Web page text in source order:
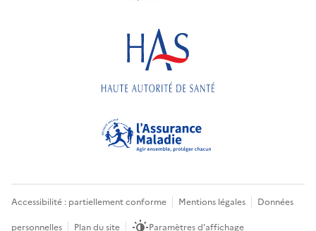
Accessibilité : partiellement conforme Mentions légales
Données
personnelles
Plan du site Paramètres d'affichage